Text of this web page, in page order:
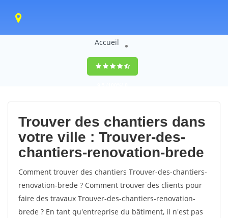
Accueil
9,5(100%)0
votes
Trouver des chantiers dans
votre ville : Trouver-des-
chantiers-renovation-brede
Comment trouver des chantiers Trouver-des-chantiers-
renovation-brede ? Comment trouver des clients pour
faire des travaux Trouver-des-chantiers-renovation-
brede ? En tant qu'entreprise du bâtiment, il n'est pas